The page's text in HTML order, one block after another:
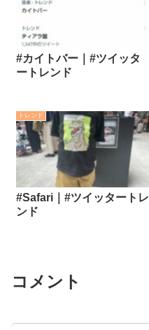
#カイトバー｜#ツイッタ
ートレンド
トレンド
#Safari｜#ツイッタートレ
ンド
コメント